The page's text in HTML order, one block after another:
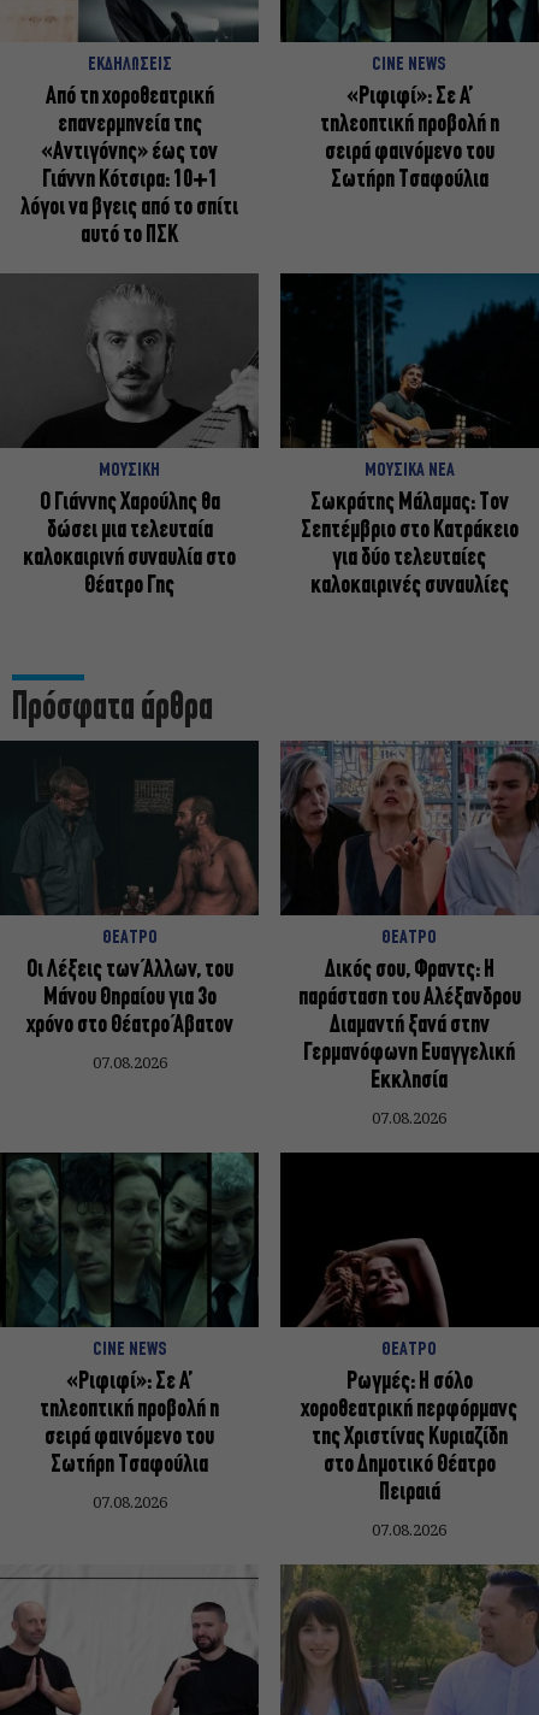
ΕΚΔΗΛΩΣΕΙΣ
Από τη χοροθεατρική
επανερμηνεία της
«Αντιγόνης» έως τον
Γιάννη Κότσιρα: 10+1
λόγοι να βγεις από το σπίτι
αυτό το ΠΣΚ
CINE NEWS
«Ριφιφί»: Σε Α’
τηλεοπτική προβολή η
σειρά φαινόμενο του
Σωτήρη Τσαφούλια
ΜΟΥΣΙΚΗ
Ο Γιάννης Χαρούλης θα
δώσει μια τελευταία
καλοκαιρινή συναυλία στο
Θέατρο Γης
ΜΟΥΣΙΚΑ ΝΕΑ
Σωκράτης Μάλαμας: Τον
Σεπτέμβριο στο Κατράκειο
για δύο τελευταίες
καλοκαιρινές συναυλίες
Πρόσφατα άρθρα
ΘΕΑΤΡΟ
Οι Λέξεις των Άλλων, του
Μάνου Θηραίου για 3ο
χρόνο στο Θέατρο Άβατον
07.08.2026
ΘΕΑΤΡΟ
Δικός σου, Φραντς: Η
παράσταση του Αλέξανδρου
Διαμαντή ξανά στην
Γερμανόφωνη Ευαγγελική
Εκκλησία
07.08.2026
CINE NEWS
«Ριφιφί»: Σε Α’
τηλεοπτική προβολή η
σειρά φαινόμενο του
Σωτήρη Τσαφούλια
07.08.2026
ΘΕΑΤΡΟ
Ρωγμές: Η σόλο
χοροθεατρική περφόρμανς
της Χριστίνας Κυριαζίδη
στο Δημοτικό Θέατρο
Πειραιά
07.08.2026